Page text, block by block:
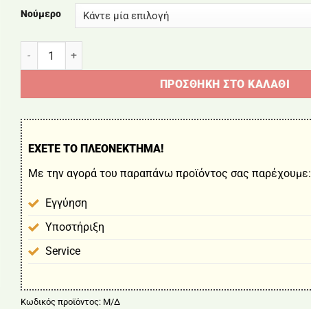
55,00 €.είναι:
45,00 €.
Νούμερο
ΑΘΛΗΤΙΚΑ ΠΑΠΟΥΤΣΙΑ RUN BORMANN ποσότητα
ΠΡΟΣΘΉΚΗ ΣΤΟ ΚΑΛΆΘΙ
ΕΧΕΤΕ ΤΟ ΠΛΕΟΝΕΚΤΗΜΑ!
Με την αγορά του παραπάνω προϊόντος σας παρέχουμε:
Εγγύηση
Υποστήριξη
Service
Κωδικός προϊόντος: Μ/Δ